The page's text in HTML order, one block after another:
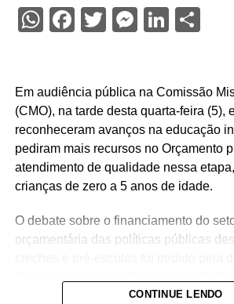
WhatsApp
Facebook
Twitter
Em audiência pública na Comissão
(CMO), na tarde desta quarta-feira (5),
reconheceram avanços na educação
pediram mais recursos no Orçamento
atendimento de qualidade nessa
crianças de zero a 5 anos de idade.
O debate sobre o financiamento do
orçamentária das políticas públicas
CONTINUE LENDO